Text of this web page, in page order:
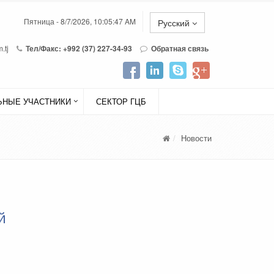
Пятница - 8/7/2026, 10:05:47 AM Русский
Тел/Факс: +992 (37) 227-34-93 Обратная связь
УЧАСТНИКИ СЕКТОР ГЦБ
Новости